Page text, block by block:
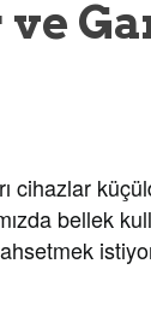
cihazlar
bellek